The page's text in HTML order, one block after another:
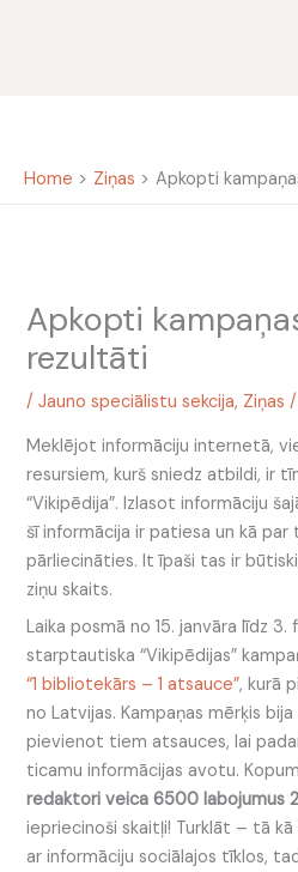
Home Ziņas Apkopti
Apkopti kampaņas
rezultāti
/Jauno speciālistu sekcija, Ziņas
Meklējot informāciju internetā,
resursiem, kurš sniedz atbildi, ir
“Vikipēdija”. Izlasot informāciju
šī informācija ir patiesa un kā par
pārliecināties. It īpaši tas ir
ziņu skaits.
Laika posmā no 15. janvāra līdz
starptautiska “Vikipēdijas”
“1 bibliotekārs – 1 atsauce”, kurā
no Latvijas. Kampaņas mērķis
pievienot tiem atsauces, lai
ticamu informācijas avotu.
redaktori veica 6500 labojumus
iepriecinoši skaitļi! Turklāt – tā
ar informāciju sociālajos tīklos,